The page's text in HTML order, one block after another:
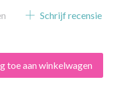
Schrijf recensie
toe aan winkelwagen